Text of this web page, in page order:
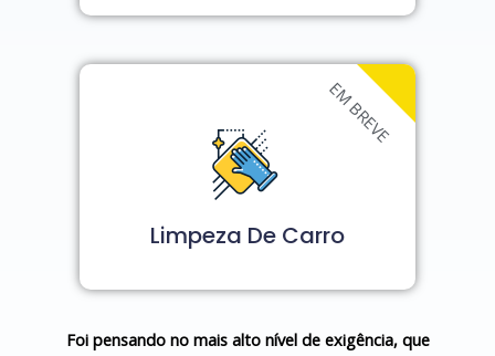
EM BREVE
Limpeza De Carro
Foi pensando no mais alto nível de exigência, que